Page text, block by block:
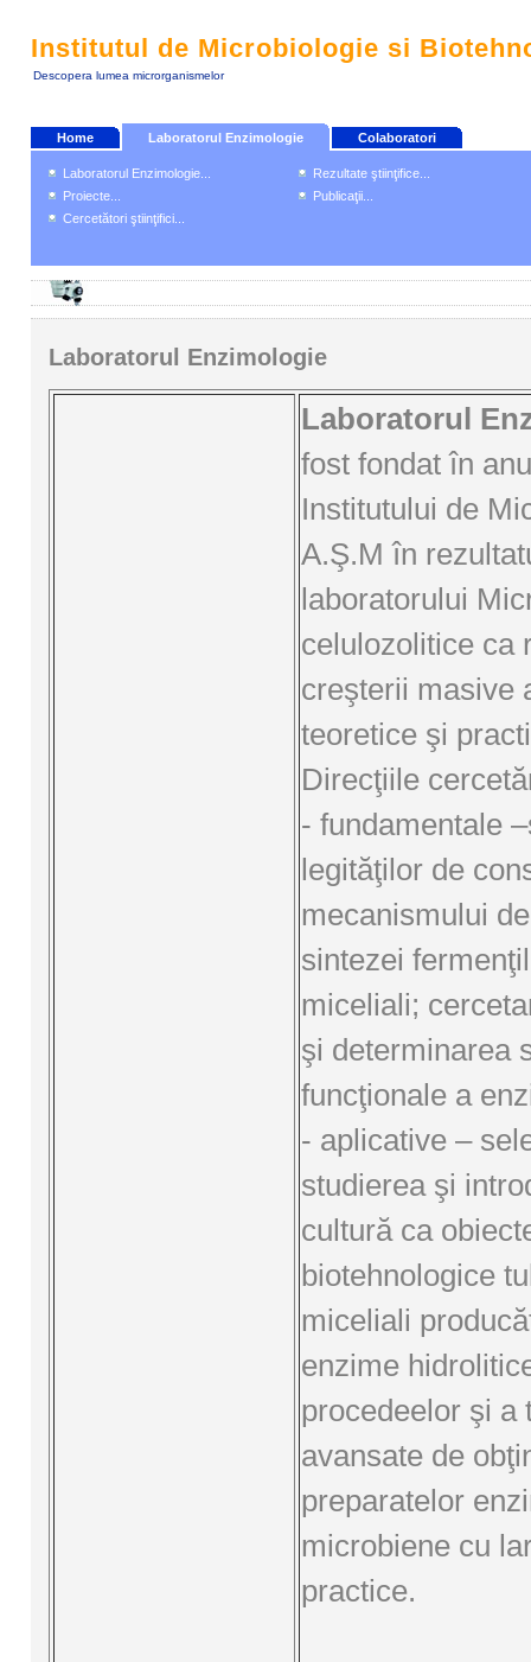
Institutul de Microbiologie si
Descopera lumea microrganismelor
Home Laboratorul Enzimologie Colaboratori
Laboratorul Enzimologie...
Proiecte...
Cercetători ştiinţifici...
Rezultate ştiinţifice...
Publicaţii...
Laboratorul Enzimologie
Laboratorul
fost fondat în
Institutului de
A.Ş.M în
laboratorului
celulozolitice ca
creşterii masive
teoretice şi
Direcţiile
- fundamentale
legităţilor de
mecanismului
sintezei
miceliali;
şi determinarea
funcţionale a
- aplicative –
studierea şi
cultură ca
biotehnologice
miceliali
enzime
procedeelor şi a
avansate de
preparatelor
microbiene cu
practice.